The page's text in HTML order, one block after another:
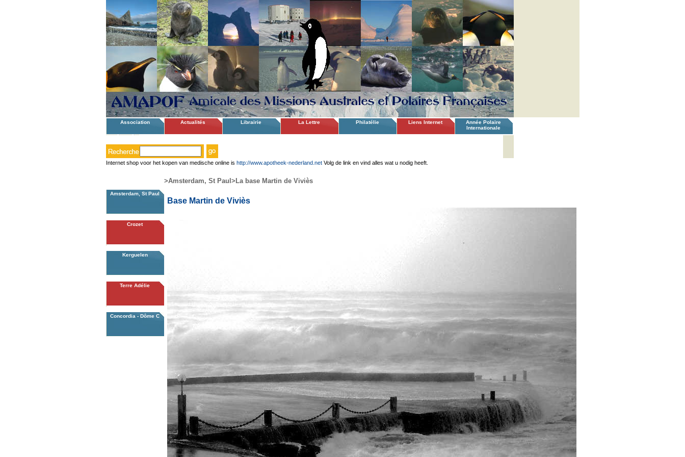
Association Actualités Librairie La Lettre Philatélie Liens Internet
Année Polaire
Internationale
Internet shop voor het kopen van medische online is http://www.apotheek-nederland.netVolg de link en vind alles wat u nodig heeft.
>Amsterdam, St Paul >La base Martin de Viviès
Base Martin de Viviès
Amsterdam, St Paul
Crozet
Kerguelen
Terre Adélie
Concordia - Dôme C